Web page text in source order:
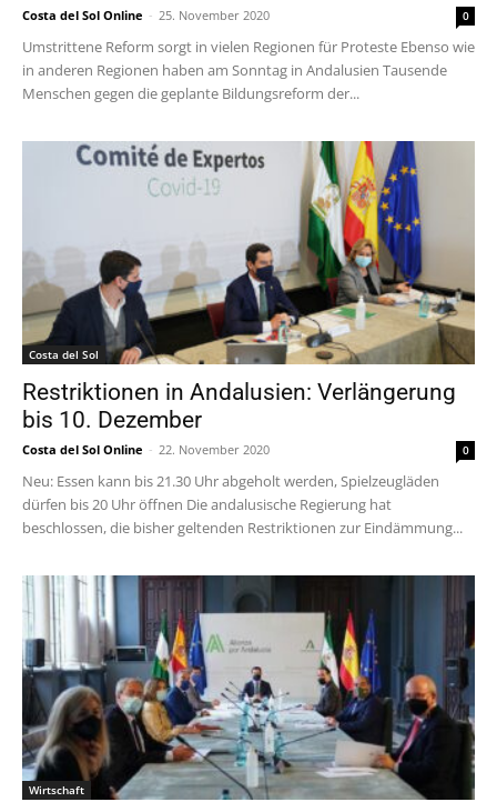
Costa del Sol Online - 25. November 2020 0
Umstrittene Reform sorgt in vielen Regionen für Proteste Ebenso wie
in anderen Regionen haben am Sonntag in Andalusien Tausende
Menschen gegen die geplante Bildungsreform der...
Costa del Sol
Restriktionen in Andalusien: Verlängerung
bis 10. Dezember
Costa del Sol Online - 22. November 2020 0
Neu: Essen kann bis 21.30 Uhr abgeholt werden, Spielzeugläden
dürfen bis 20 Uhr öffnen Die andalusische Regierung hat
beschlossen, die bisher geltenden Restriktionen zur Eindämmung...
Wirtschaft